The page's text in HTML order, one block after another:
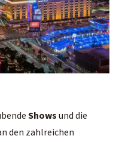
Shows und die
den zahlreichen